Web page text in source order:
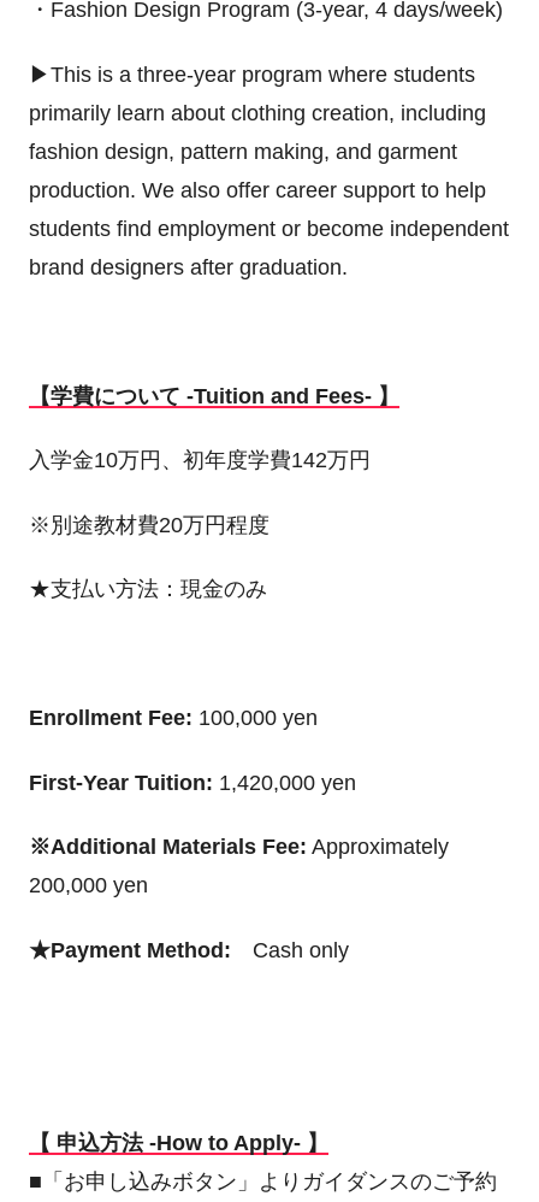
・Fashion Design Program (3-year, 4 days/week)
▶This is a three-year program where students
primarily learn about clothing creation, including
fashion design, pattern making, and garment
production. We also offer career support to help
students find employment or become independent
brand designers after graduation.
【学費について -Tuition and Fees- 】
入学金10万円、初年度学費142万円
※別途教材費20万円程度
★支払い方法：現金のみ
Enrollment Fee: 100,000 yen
First-Year Tuition: 1,420,000 yen
※Additional Materials Fee: Approximately
200,000 yen
★Payment Method: Cash only
【 申込方法 -How to Apply- 】
■「お申し込みボタン」よりガイダンスのご予約